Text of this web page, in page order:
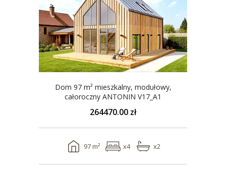
Dom 97 m² mieszkalny, modułowy,
całoroczny ANTONIN V17_A1
264470.00 zł
97 m² x4 x2